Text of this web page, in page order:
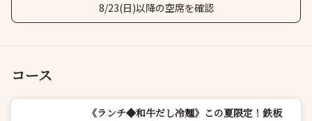
8/23(日)以降の空席を確認
コース
《ランチ◆和牛だし冷麺》この夏限定！鉄板